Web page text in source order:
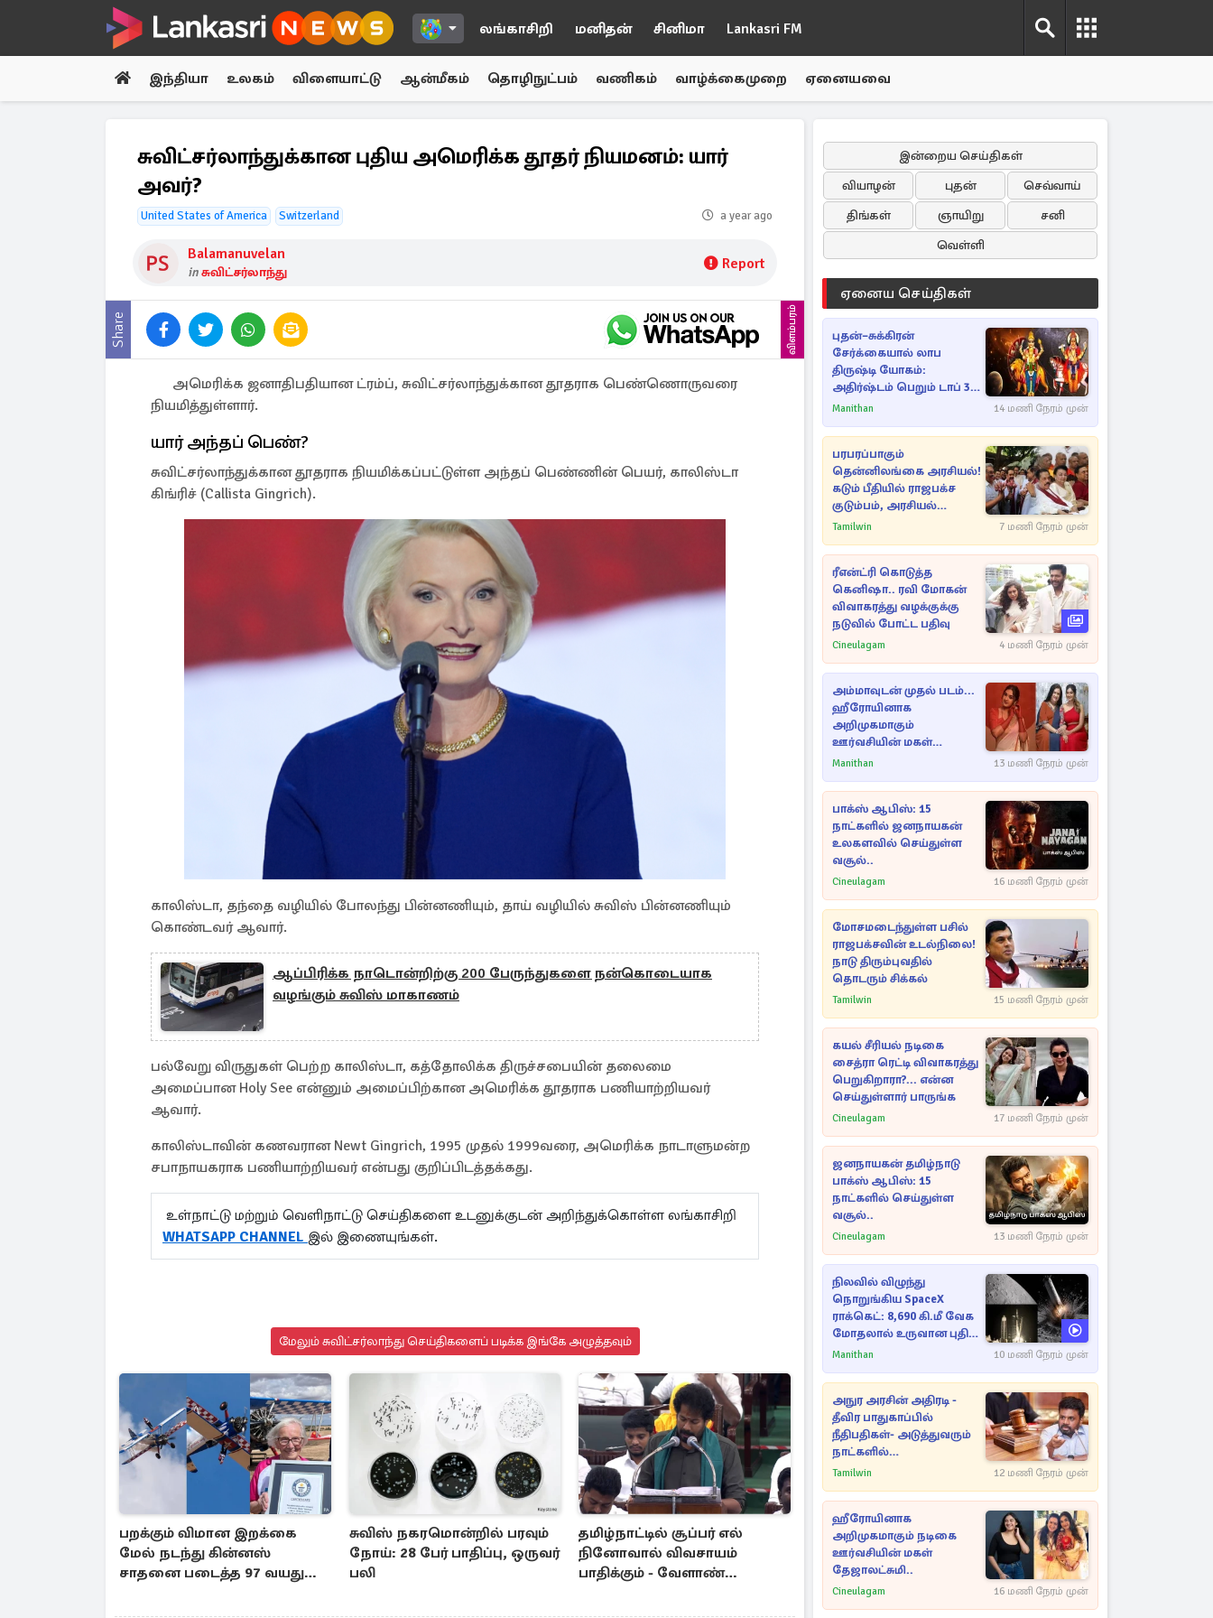
லங்காசிறி மனிதன் சினிமா Lankasri FM
இந்தியா உலகம் விளையாட்டு ஆன்மீகம் தொழிநுட்பம் வணிகம் வாழ்க்கைமுறை ஏனையவை
சுவிட்சர்லாந்துக்கான புதிய அமெரிக்க தூதர் நியமனம்: யார்
அவர்?
United States of America Switzerland a year ago
Balamanuvelan
inசுவிட்சர்லாந்து Report
Share விளம்பரம்
அமெரிக்க ஜனாதிபதியான ட்ரம்ப், சுவிட்சர்லாந்துக்கான தூதராக பெண்ணொருவரை
நியமித்துள்ளார்.
யார் அந்தப் பெண்?
சுவிட்சர்லாந்துக்கான தூதராக நியமிக்கப்பட்டுள்ள அந்தப் பெண்ணின் பெயர், காலிஸ்டா
கிங்ரிச் (Callista Gingrich).
காலிஸ்டா, தந்தை வழியில் போலந்து பின்னணியும், தாய் வழியில் சுவிஸ் பின்னணியும்
கொண்டவர் ஆவார்.
ஆப்பிரிக்க நாடொன்றிற்கு 200 பேருந்துகளை நன்கொடையாக
வழங்கும் சுவிஸ் மாகாணம்
பல்வேறு விருதுகள் பெற்ற காலிஸ்டா, கத்தோலிக்க திருச்சபையின் தலைமை
அமைப்பான Holy See என்னும் அமைப்பிற்கான அமெரிக்க தூதராக பணியாற்றியவர்
ஆவார்.
காலிஸ்டாவின் கணவரான Newt Gingrich, 1995 முதல் 1999வரை, அமெரிக்க நாடாளுமன்ற
சபாநாயகராக பணியாற்றியவர் என்பது குறிப்பிடத்தக்கது.
உள்நாட்டு மற்றும் வெளிநாட்டு செய்திகளை உடனுக்குடன் அறிந்துக்கொள்ள லங்காசிறி
WHATSAPP CHANNEL இல் இணையுங்கள்.
மேலும் சுவிட்சர்லாந்து செய்திகளைப் படிக்க இங்கே அழுத்தவும்
பறக்கும் விமான இறக்கை
மேல் நடந்து கின்னஸ்
சாதனை படைத்த 97 வயது
சுவிஸ் நகரமொன்றில் பரவும்
நோய்: 28 பேர் பாதிப்பு, ஒருவர்
பலி
தமிழ்நாட்டில் சூப்பர் எல்
நினோவால் விவசாயம்
பாதிக்கும் - வேளாண்
இன்றைய செய்திகள்
வியாழன்
புதன்
செவ்வாய்
திங்கள்
ஞாயிறு
சனி
வெள்ளி
ஏனைய செய்திகள்
புதன்–சுக்கிரன்
சேர்க்கையால் லாப
திருஷ்டி யோகம்:
அதிர்ஷ்டம் பெறும் டாப் 3
ராசிகள்!
Manithan 14 மணி நேரம் முன்
பரபரப்பாகும்
தென்னிலங்கை அரசியல்!
கடும் பீதியில் ராஜபக்ச
குடும்பம், அரசியல்
நட்புகள்
Tamilwin 7 மணி நேரம் முன்
ரீஎன்ட்ரி கொடுத்த
கெனிஷா.. ரவி மோகன்
விவாகரத்து வழக்குக்கு
நடுவில் போட்ட பதிவு
Cineulagam 4 மணி நேரம் முன்
அம்மாவுடன் முதல் படம்...
ஹீரோயினாக
அறிமுகமாகும்
ஊர்வசியின் மகள்
தேஜலட்சுமி!
Manithan 13 மணி நேரம் முன்
பாக்ஸ் ஆபிஸ்: 15
நாட்களில் ஜனநாயகன்
உலகளவில் செய்துள்ள
வசூல்..
Cineulagam 16 மணி நேரம் முன்
மோசமடைந்துள்ள பசில்
ராஜபக்சவின் உடல்நிலை!
நாடு திரும்புவதில்
தொடரும் சிக்கல்
Tamilwin 15 மணி நேரம் முன்
கயல் சீரியல் நடிகை
சைத்ரா ரெட்டி விவாகரத்து
பெறுகிறாரா?... என்ன
செய்துள்ளார் பாருங்க
Cineulagam 17 மணி நேரம் முன்
ஜனநாயகன் தமிழ்நாடு
பாக்ஸ் ஆபிஸ்: 15
நாட்களில் செய்துள்ள
வசூல்..
Cineulagam 13 மணி நேரம் முன்
நிலவில் விழுந்து
நொறுங்கிய SpaceX
ராக்கெட்: 8,690 கி.மீ வேக
மோதலால் உருவான புதிய
பள்ளம்!
Manithan 10 மணி நேரம் முன்
அநுர அரசின் அதிரடி -
தீவிர பாதுகாப்பில்
நீதிபதிகள்- அடுத்துவரும்
நாட்களில்
அம்பலமாகவுள்ள ரகசியம்
Tamilwin 12 மணி நேரம் முன்
ஹீரோயினாக
அறிமுகமாகும் நடிகை
ஊர்வசியின் மகள்
தேஜாலட்சுமி..
Cineulagam 16 மணி நேரம் முன்